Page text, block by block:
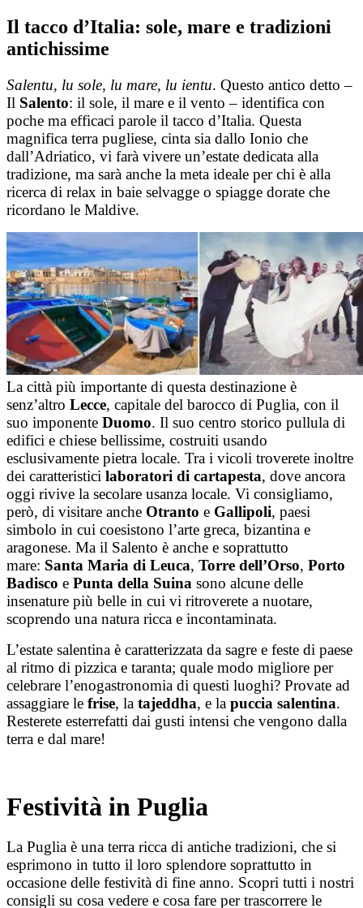
Salta
al
contenuto
Il tacco d’Italia: sole, mare e tradizioni
antichissime
Salentu, lu sole, lu mare, lu ientu. Questo antico detto –
Il Salento: il sole, il mare e il vento – identifica con
poche ma efficaci parole il tacco d’Italia. Questa
magnifica terra pugliese, cinta sia dallo Ionio che
dall’Adriatico, vi farà vivere un’estate dedicata alla
tradizione, ma sarà anche la meta ideale per chi è alla
ricerca di relax in baie selvagge o spiagge dorate che
ricordano le Maldive.
La città più importante di questa destinazione è
senz’altro Lecce, capitale del barocco di Puglia, con il
suo imponente Duomo. Il suo centro storico pullula di
edifici e chiese bellissime, costruiti usando
esclusivamente pietra locale. Tra i vicoli troverete inoltre
dei caratteristici laboratori di cartapesta, dove ancora
oggi rivive la secolare usanza locale. Vi consigliamo,
però, di visitare anche Otranto e Gallipoli, paesi
simbolo in cui coesistono l’arte greca, bizantina e
aragonese. Ma il Salento è anche e soprattutto
mare: Santa Maria di Leuca, Torre dell’Orso, Porto
Badisco e Punta della Suina sono alcune delle
insenature più belle in cui vi ritroverete a nuotare,
scoprendo una natura ricca e incontaminata.
L’estate salentina è caratterizzata da sagre e feste di paese
al ritmo di pizzica e taranta; quale modo migliore per
celebrare l’enogastronomia di questi luoghi? Provate ad
assaggiare le frise, la tajeddha, e la puccia salentina.
Resterete esterrefatti dai gusti intensi che vengono dalla
terra e dal mare!
Festività in Puglia
La Puglia è una terra ricca di antiche tradizioni, che si
esprimono in tutto il loro splendore soprattutto in
occasione delle festività di fine anno. Scopri tutti i nostri
consigli su cosa vedere e cosa fare per trascorrere le